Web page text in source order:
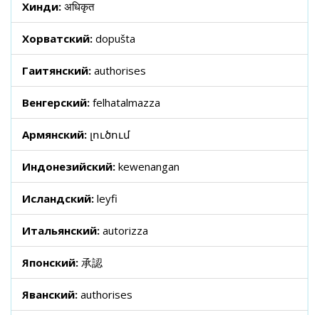
Хинди: अधिकृत
Хорватский: dopušta
Гаитянский: authorises
Венгерский: felhatalmazza
Армянский: լուծում
Индонезийский: kewenangan
Исландский: leyfi
Итальянский: autorizza
Японский: 承認
Яванский: authorises